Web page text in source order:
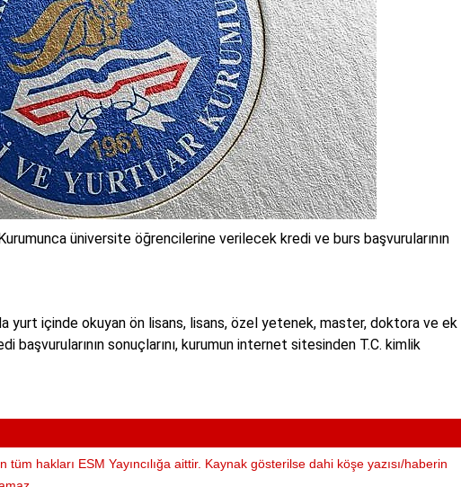
üniversite öğrencilerine verilecek kredi ve burs başvurularının
yurt içinde okuyan ön lisans, lisans, özel yetenek, master, doktora ve ek
başvurularının sonuçlarını, kurumun internet sitesinden T.C. kimlik
tüm hakları ESM Yayıncılığa aittir. Kaynak gösterilse dahi köşe yazısı/haberin